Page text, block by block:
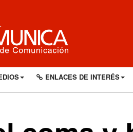
ENLACES DE INTERÉS